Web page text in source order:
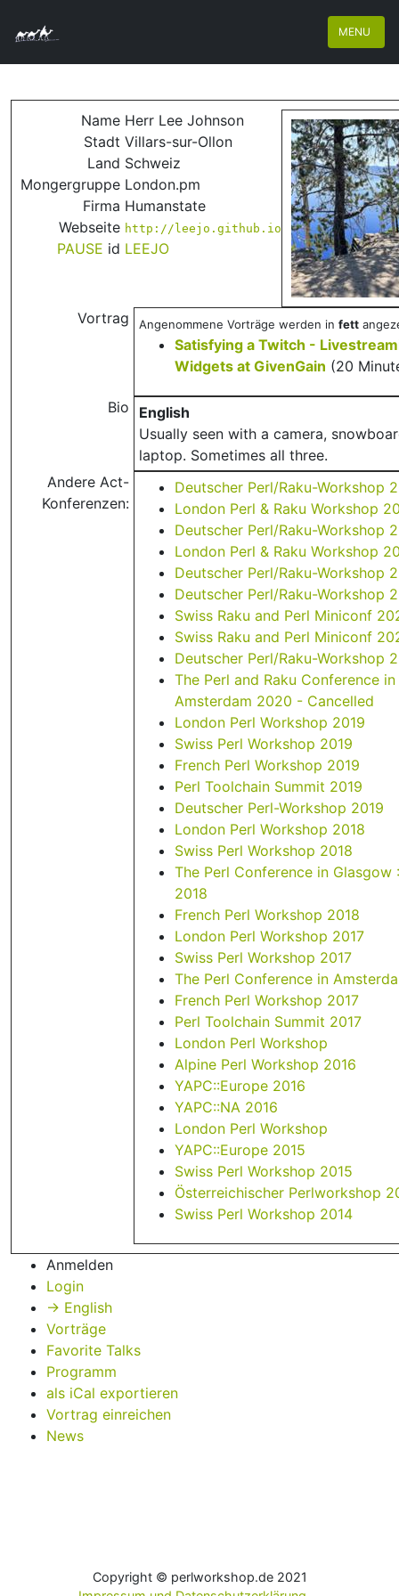
MENU
Name Herr Lee Johnson
Stadt Villars-sur-Ollon
Land Schweiz
Mongergruppe London.pm
Firma Humanstate
Webseite http://leejo.github.io
PAUSE id LEEJO
Vortrag Angenommene Vorträge werden in fett
‎Satisfying a Twitch -
Widgets at GivenGain‎ (20
Bio
English
Usually seen with a camera,
laptop. Sometimes all three.
Andere Act-
Konferenzen:
Deutscher Perl/Raku-Workshop
London Perl & Raku Workshop
Deutscher Perl/Raku-Workshop
London Perl & Raku Workshop
Deutscher Perl/Raku-Workshop
Deutscher Perl/Raku-Workshop
Swiss Raku and Perl Miniconf
Swiss Raku and Perl Miniconf
Deutscher Perl/Raku-Workshop
The Perl and Raku Conference in
Amsterdam 2020 - Cancelled
London Perl Workshop 2019
Swiss Perl Workshop 2019
French Perl Workshop 2019
Perl Toolchain Summit 2019
Deutscher Perl-Workshop 2019
London Perl Workshop 2018
Swiss Perl Workshop 2018
The Perl Conference in Glasgow
2018
French Perl Workshop 2018
London Perl Workshop 2017
Swiss Perl Workshop 2017
The Perl Conference in
French Perl Workshop 2017
Perl Toolchain Summit 2017
London Perl Workshop
Alpine Perl Workshop 2016
YAPC::Europe 2016
YAPC::NA 2016
London Perl Workshop
YAPC::Europe 2015
Swiss Perl Workshop 2015
Österreichischer Perlworkshop
Swiss Perl Workshop 2014
Anmelden
Login
→ English
Vorträge
Favorite Talks
Programm
als iCal exportieren
Vortrag einreichen
News
Copyright © perlworkshop.de 2021